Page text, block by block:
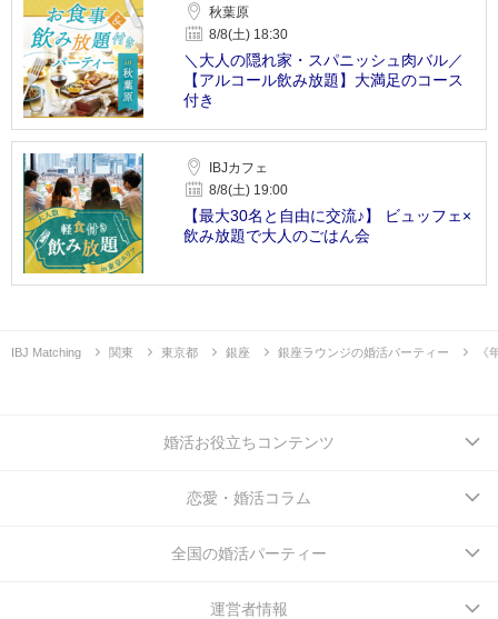
秋葉原
8/8(土) 18:30
＼大人の隠れ家・スパニッシュ肉バル／
【アルコール飲み放題】大満足のコース
付き
IBJカフェ
8/8(土) 19:00
【最大30名と自由に交流♪】 ビュッフェ×
飲み放題で大人のごはん会
IBJ Matching 関東 東京都 銀座 銀座ラウンジの婚活パーティー 《
婚活お役立ちコンテンツ
恋愛・婚活コラム
全国の婚活パーティー
運営者情報